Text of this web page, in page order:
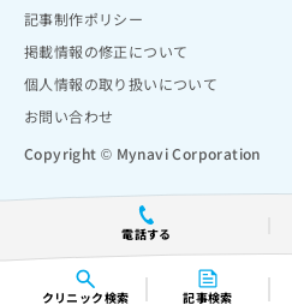
クリニック検索 記事検索
電話する
記事制作ポリシー
掲載情報の修正について
個人情報の取り扱いについて
お問い合わせ
Copyright © Mynavi Corporation